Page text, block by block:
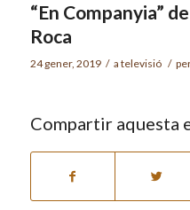
“En Companyia”
Roca
24 gener, 2019 / a televisió /
Compartir aquesta